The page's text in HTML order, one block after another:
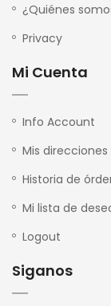
¿Quiénes
Privacy
Mi Cuenta
Info Account
Mis direcciones
Historia de
Mi lista de
Logout
Siganos